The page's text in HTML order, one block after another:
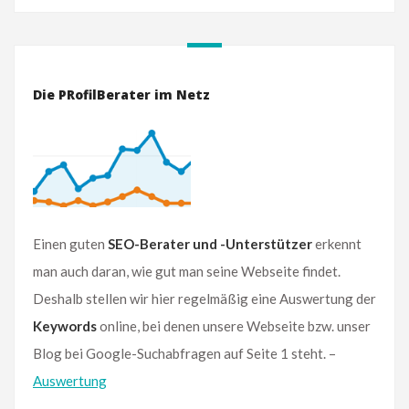
Die PRofilBerater im Netz
Einen guten SEO-Berater und -Unterstützererkennt
man auch daran, wie gut man seine Webseite findet.
Deshalb stellen wir hier regelmäßig eine Auswertung der
Keywordsonline, bei denen unsere Webseite bzw. unser
Blog bei Google-Suchabfragen auf Seite 1 steht. –
Auswertung